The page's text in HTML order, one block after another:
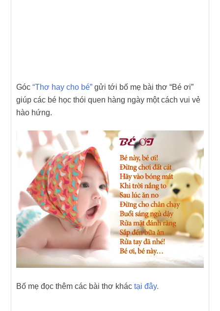
Góc“Thơ hay cho bé” gửi tới bố mẹ bài thơ “Bé ơi”
giúp các bé học thói quen hàng ngày một cách vui vẻ
hào hứng.
Bố mẹ đọc thêm các bài thơ kháctại đây.